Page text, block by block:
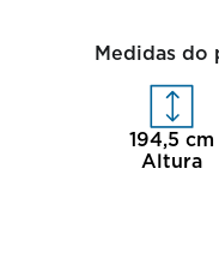
Medidas do
194,5 cm
Altura